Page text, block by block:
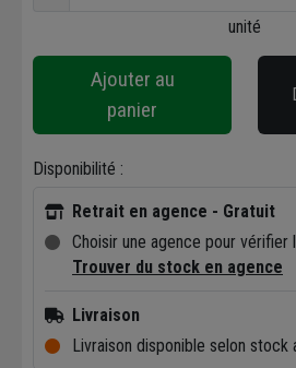
unité
Ajouter au
panier
Disponibilité :
Retrait en agence - Gratuit
Choisir une agence pour vérifier
Trouver du stock en agence
Livraison
Livraison disponible selon stock